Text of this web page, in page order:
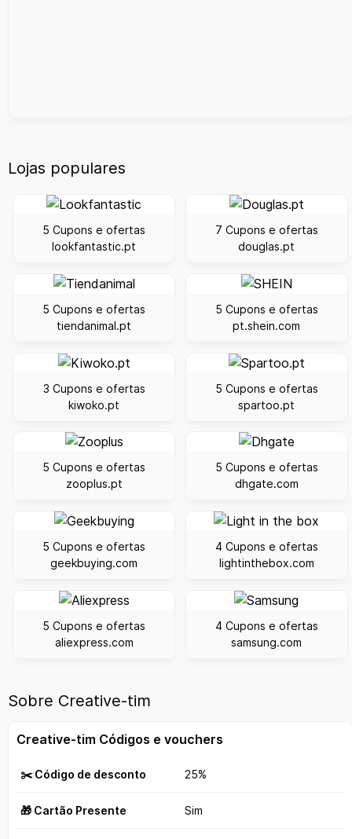
Lojas populares
5 Cupons e ofertas
lookfantastic.pt
7 Cupons e ofertas
douglas.pt
5 Cupons e ofertas
tiendanimal.pt
5 Cupons e ofertas
pt.shein.com
3 Cupons e ofertas
kiwoko.pt
5 Cupons e ofertas
spartoo.pt
5 Cupons e ofertas
zooplus.pt
5 Cupons e ofertas
dhgate.com
5 Cupons e ofertas
geekbuying.com
4 Cupons e ofertas
lightinthebox.com
5 Cupons e ofertas
aliexpress.com
4 Cupons e ofertas
samsung.com
Sobre Creative-tim
Creative-tim Códigos e vouchers
✂️ Código de desconto 25%
🎁 Cartão Presente Sim